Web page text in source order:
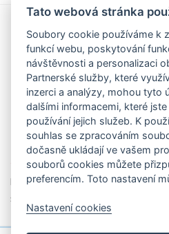
MELANGE 147028-8412 tmavě
1 699,00 Kč
Bagmaster POKY 22 A batoh
šedý dekor
Tato webová stránka
Soubory cookie používáme k
funkcí webu, poskytování
návštěvnosti a personalizaci
Partnerské služby, které
inzerci a analýzy, mohou tyto
dalšími informacemi, které
používání jejich služeb. K
souhlas se zpracováním
dočasně ukládají ve vašem
souborů cookies můžete
preferencím. Toto nastavení
Nastavení cookies